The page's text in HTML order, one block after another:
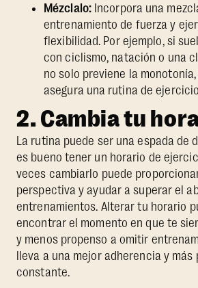
Mézclalo:Incorpora una
entrenamiento de fuerza y
flexibilidad. Por ejemplo, si
con ciclismo, natación o una
no solo previene la
asegura una rutina de
2. Cambia tu
La rutina puede ser una espada de
es bueno tener un horario de
veces cambiarlo puede
perspectiva y ayudar a superar el
entrenamientos. Alterar tu horario
encontrar el momento en que te
y menos propenso a omitir
lleva a una mejor adherencia y más
constante.